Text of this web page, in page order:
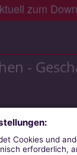
zum
-
- 0